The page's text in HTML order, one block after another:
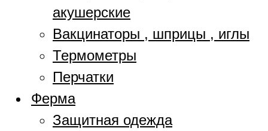
акушерские
Вакцинаторы , шприцы , иглы
Термометры
Перчатки
Ферма
Защитная одежда